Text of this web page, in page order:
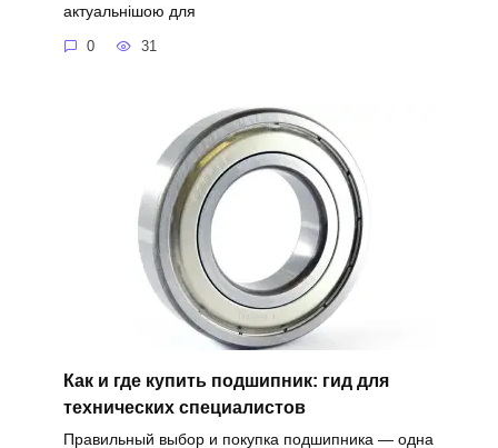
актуальнішою для
0 31
Как и где купить подшипник: гид для
технических специалистов
Правильный выбор и покупка подшипника — одна